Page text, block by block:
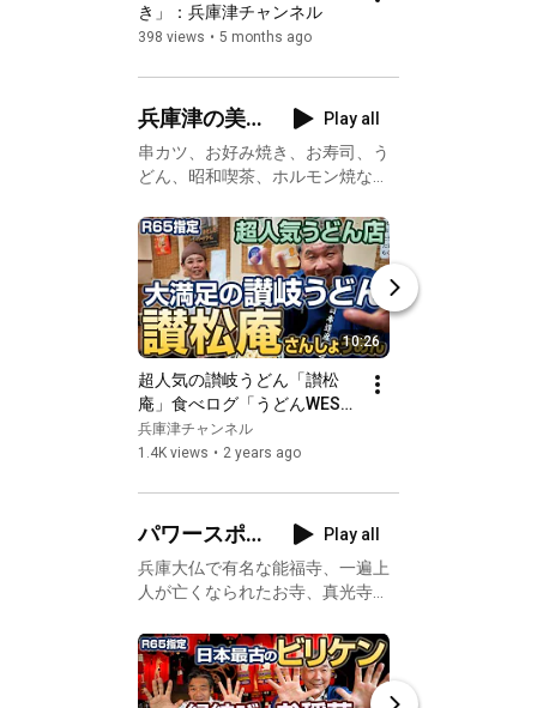
き」：兵庫津チャンネル
398 views • 5 months ago
兵庫津の美
味くて人情
のあるグル
メなお店
Play all
串カツ、お好み焼き、お寿司、う
どん、昭和喫茶、ホルモン焼な
情あふれる良いお店をご紹介。
10:26
超人気の讃岐うどん「讃松
庵」食べログ「うどんWEST
百名店2024」
兵庫津チャンネル
1.4K views • 2 years ago
パワースポ
ットの宝
庫、兵庫津
の神社・仏
閣
Play all
兵庫大仏で有名な能福寺、一遍上
人が亡くなられたお寺、真光寺、
荷、八幡神社など、兵庫津にはパ
ワースポットとも言える神社・仏
閣が点在しています。